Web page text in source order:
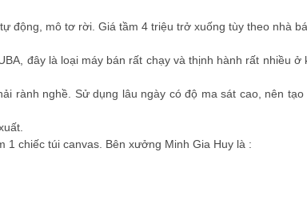
động, mô tơ rời. Giá tầm 4 triệu trở xuống tùy theo nhà
đây là loại máy bán rất chạy và thịnh hành rất nhiều
rành nghề. Sử dụng lâu ngày có độ ma sát cao, nên
chiếc túi canvas. Bên xưởng Minh Gia Huy là :